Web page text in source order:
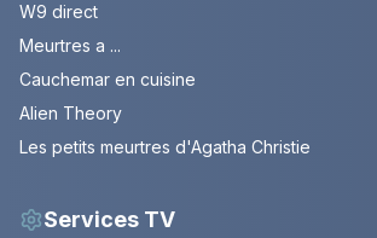
W9 direct
Meurtres a ...
Cauchemar en cuisine
Alien Theory
Les petits meurtres d'Agatha Christie
Services TV